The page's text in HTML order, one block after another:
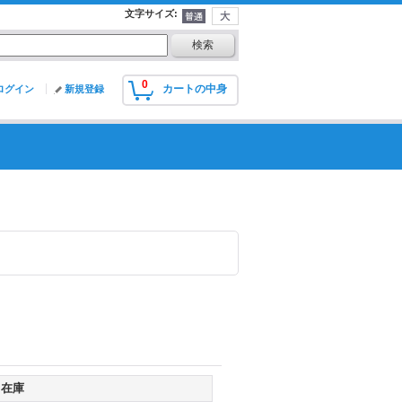
文字サイズ:
0 カートの中身
グイン 新規登録
在庫